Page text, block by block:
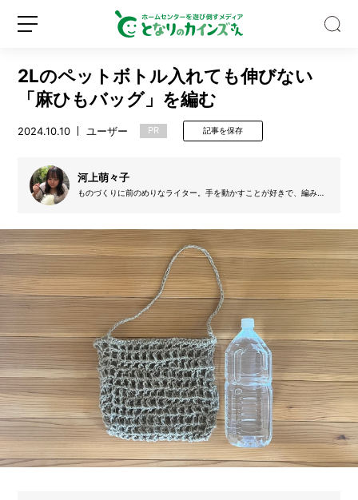
っ
ぽ
り
ハ
マ
っ
た。
カ
イ
ン
ズ
の
「人
と
ペ
ッ
ロ
グ
イ
ン
2Lのペットボトル入れても伸びない
「麻ひもバッグ」を編む
2024.10.10 ユーザー PR 記事を保存
河上萌々子
ものづくりに前のめりなライター。手を動かすことが好きで、編み物